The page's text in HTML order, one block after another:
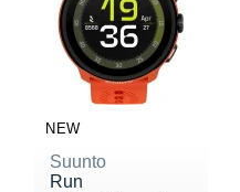
NEW
Suunto
Run